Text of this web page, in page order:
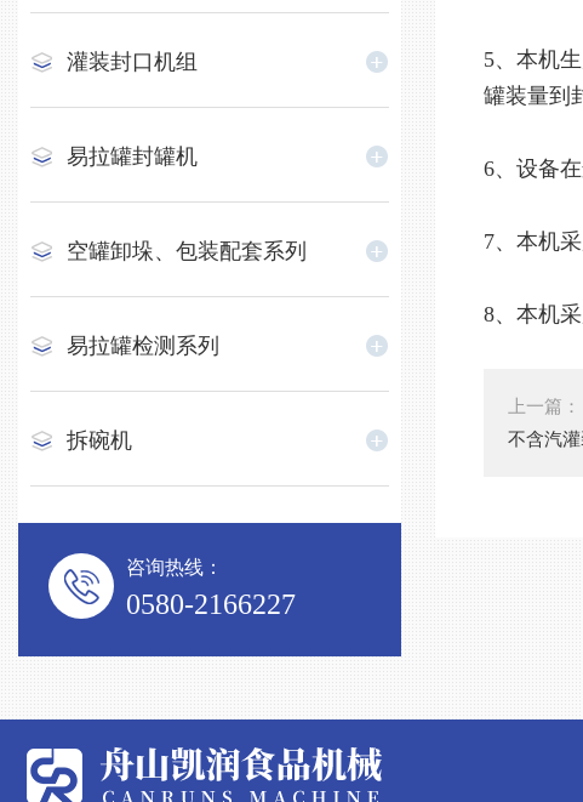
灌装封口机组
易拉罐封罐机
空罐卸垛、包装配套系列
易拉罐检测系列
拆碗机
咨询热线：
0580-2166227
5、本机
罐装量到
6、设备
7、本机
8、本机
上一篇：
不含汽